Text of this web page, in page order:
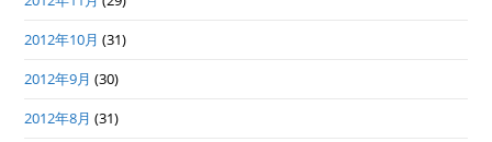
2012年10月 (31)
2012年9月 (30)
2012年8月 (31)